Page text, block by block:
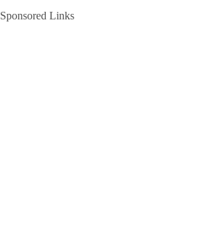
Sponsored Links